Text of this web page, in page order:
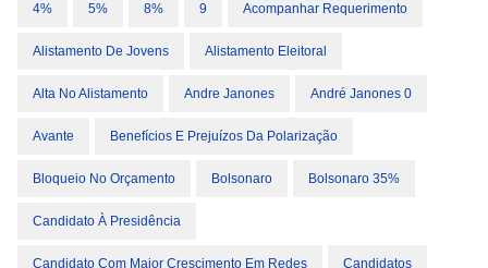
4% 5% 8% 9 Acompanhar Requerimento
Alistamento De Jovens Alistamento Eleitoral
Alta No Alistamento Andre Janones André Janones 0
Avante Benefícios E Prejuízos Da Polarização
Bloqueio No Orçamento Bolsonaro Bolsonaro 35%
Candidato À Presidência
Candidato Com Maior Crescimento Em Redes Candidatos